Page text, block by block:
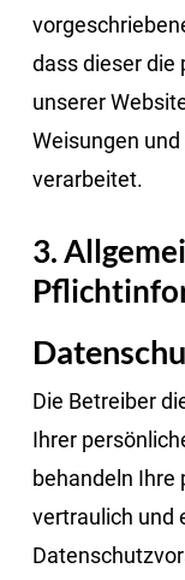
dass dieser die
unserer
Weisungen und
verarbeitet.
3.
Die Betreiber
Ihrer
behandeln Ihre
vertraulich und